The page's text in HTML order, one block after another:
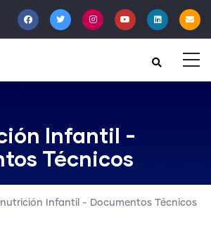
Infantil -
Técnicos
Infantil - Documentos Técnicos